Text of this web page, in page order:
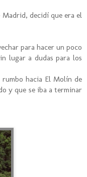
decidí que era el
para hacer un poco
lugar a dudas para los
rumbo hacia El Molín de
y que se iba a terminar